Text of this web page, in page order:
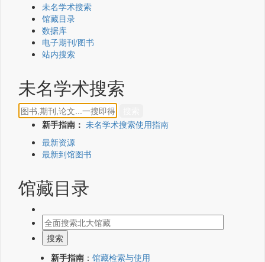
未名学术搜索
馆藏目录
数据库
电子期刊/图书
站内搜索
未名学术搜索
新手指南： 未名学术搜索使用指南
最新资源
最新到馆图书
馆藏目录
新手指南 ： 馆藏检索与使用